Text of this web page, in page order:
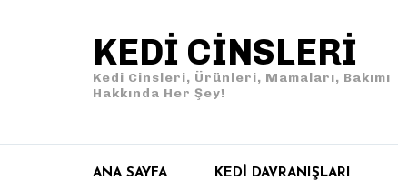
KEDI CINSLERI
Kedi Cinsleri, Ürünleri, Mamaları, Bakımı
Hakkında Her Şey!
ANA SAYFA KEDI DAVRANIŞLARI